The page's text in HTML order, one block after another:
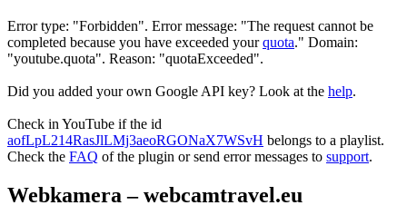
Error type: "Forbidden". Error message: "The request cannot be
completed because you have exceeded yourquota." Domain:
"youtube.quota". Reason: "quotaExceeded".
Did you added your own Google API key? Look at the help.
Check in YouTube if the id
aofLpL214RasJlLMj3aeoRGONaX7WSvH belongs to a playlist.
Check the FAQ of the plugin or send error messages to support.
Webkamera – webcamtravel.eu